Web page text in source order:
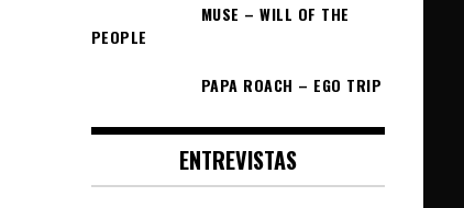
MUSE – WILL OF THE
PEOPLE
PAPA ROACH – EGO TRIP
ENTREVISTAS